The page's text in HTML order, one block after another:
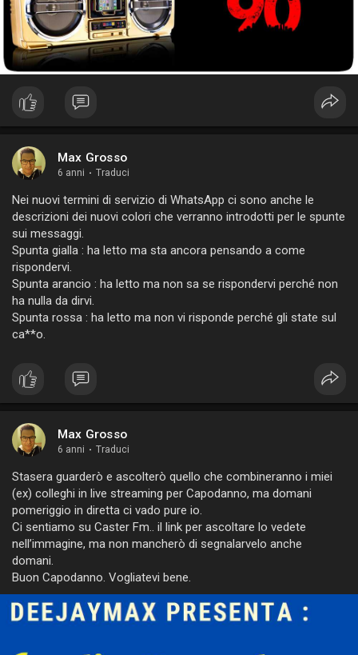
sempre sfatti ma così felici da non riuscire quasi più a parlare.
E io dal microfono : “Spero che la luce che avete oggi negli
occhi vi illumini la strada per sempre”.
Questa mi è venuta solo ultimamente, perché sennò l’avrei
utilizzata per tutti.
Sono stati momenti veramente eccezionali e me li sono goduti
tantissimo.
Grazie a tutti i “miei” sposi, davvero.
È stato un onore.
Max Grosso
6 anni · Traduci
Nei nuovi termini di servizio di WhatsApp ci sono anche le
descrizioni dei nuovi colori che verranno introdotti per le spunte
sui messaggi.
Spunta gialla : ha letto ma sta ancora pensando a come
rispondervi.
Spunta arancio : ha letto ma non sa se rispondervi perché non
ha nulla da dirvi.
Spunta rossa : ha letto ma non vi risponde perché gli state sul
ca**o.
Max Grosso
6 anni · Traduci
Stasera guarderò e ascolterò quello che combineranno i miei
(ex) colleghi in live streaming per Capodanno, ma domani
pomeriggio in diretta ci vado pure io.
Ci sentiamo su Caster Fm.. il link per ascoltare lo vedete
nell’immagine, ma non mancherò di segnalarvelo anche
domani.
Buon Capodanno. Vogliatevi bene.